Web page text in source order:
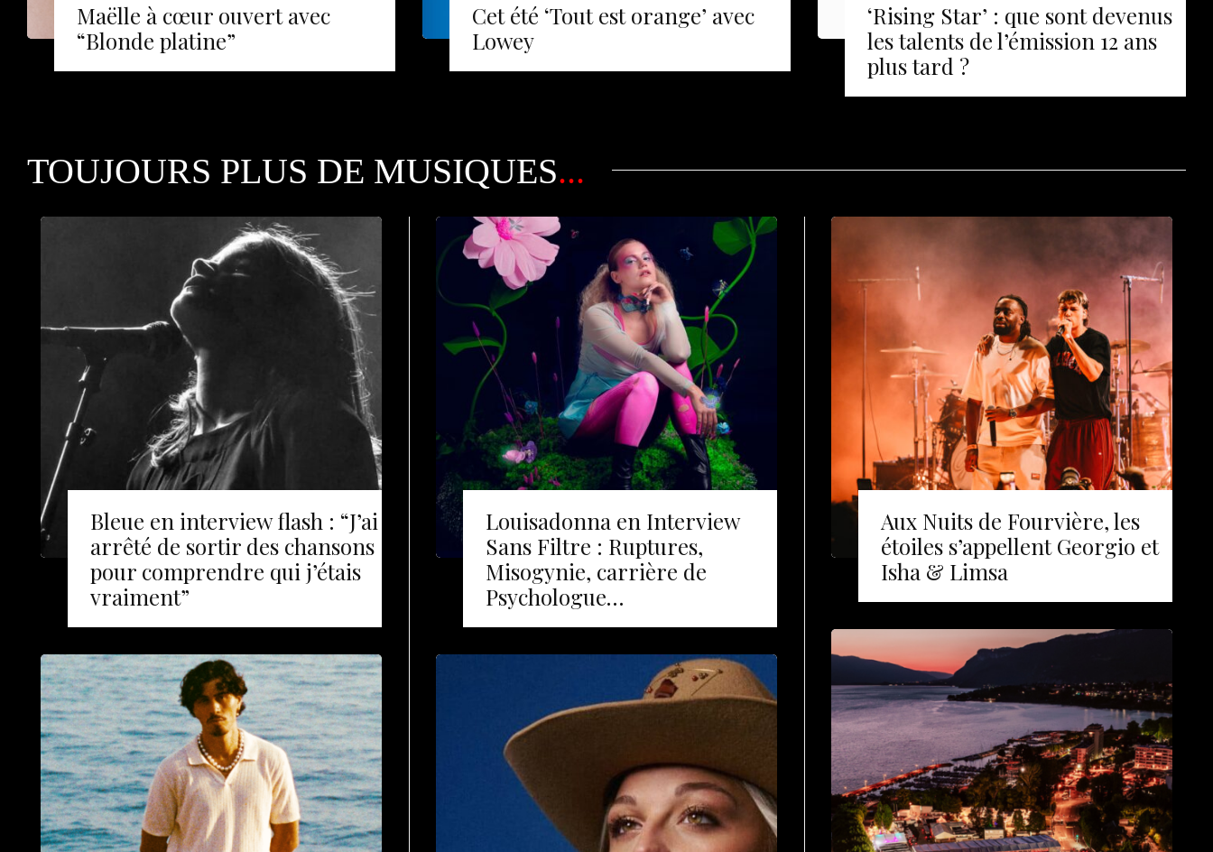
Maëlle à cœur ouvert avec
“Blonde platine”
Cet été ‘Tout est orange’ avec
Lowey
‘Rising Star’ : que sont devenus
les talents de l’émission 12 ans
plus tard ?
TOUJOURS PLUS DE MUSIQUES...
Bleue en interview flash : “J’ai
arrêté de sortir des chansons
pour comprendre qui j’étais
vraiment”
Louisadonna en Interview
Sans Filtre : Ruptures,
Misogynie, carrière de
Psychologue…
Aux Nuits de Fourvière, les
étoiles s’appellent Georgio et
Isha & Limsa